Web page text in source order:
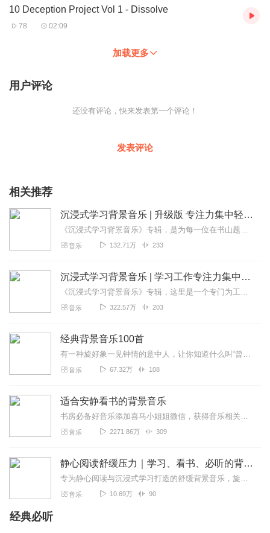
10 Deception Project Vol 1 - Dissolve
78 02:09
加载更多
用户评论
还没有评论，快来发表第一个评论！
发表评论
相关推荐
沉浸式学习背景音乐 | 升级版 专注力集中轻音乐
《沉浸式学习背景音乐》专辑，是为每一位在书山题海中默默耕耘、在知识宇宙里勇敢探索的您精心创作的一系列背景音乐。这不仅是一张音乐合集，更是一份温暖的陪伴，我们通过...
音乐 132.71万 233
沉浸式学习背景音乐 | 学习工作专注力集中轻音乐
《沉浸式学习背景音乐》专辑，这里是一个专门为工作学习而设计的音乐殿堂。我们深知学习过程中的专注与集中至关重要，因此精心创作了一系列背景音乐，旨在帮助您全神贯注地...
音乐 322.57万 203
经典背景音乐100首
有一种旋好象一见钟情的意中人，让你知道什么叫“曾经沧海难为水，除却巫山不是云”；有一种旋律好似相思成灾的恋人，让你体会什么叫“衣带渐宽终不悔，为伊消得人憔悴”；...
音乐 67.32万 108
适合安静看书的背景音乐
书房必备好音乐添加喜马小姐姐微信，获得音乐相关的最新资讯，和同好一起交流分享，还有不定期福利等你来拿微信：xmlyxm1暗号：喜马音乐
音乐 2271.86万 309
静心阅读舒缓压力｜学习、看书、必听的背景音乐
专为静心阅读与沉浸式学习打造的舒缓背景音乐，旋律轻柔低吟不抢耳，精准抚平烦躁心绪、缓解精神压力，隔绝外界纷扰，帮你快速沉下心绪、集中专注力，久坐学习不疲惫，阅读...
音乐 10.69万 90
经典必听